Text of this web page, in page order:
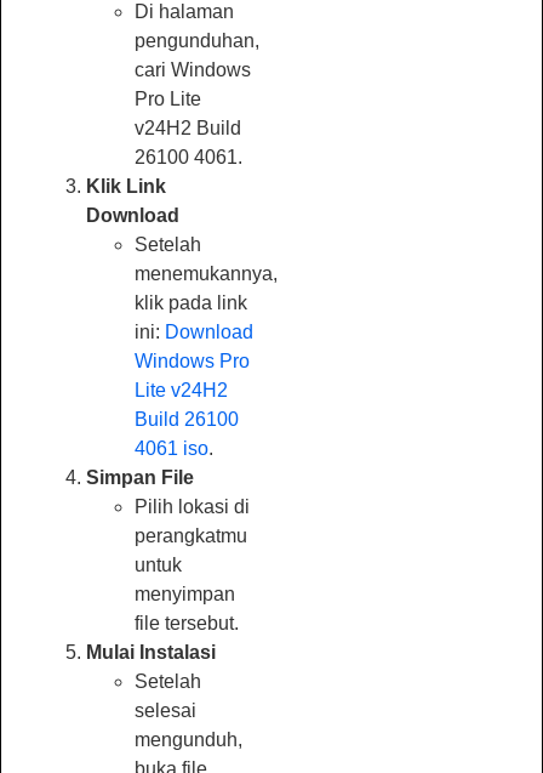
Di halaman
pengunduhan,
cari Windows
Pro Lite
v24H2 Build
26100 4061.
Klik Link
Download
Setelah
menemukannya,
klik pada link
ini: Download
Windows Pro
Lite v24H2
Build 26100
4061 iso.
Simpan File
Pilih lokasi di
perangkatmu
untuk
menyimpan
file tersebut.
Mulai Instalasi
Setelah
selesai
mengunduh,